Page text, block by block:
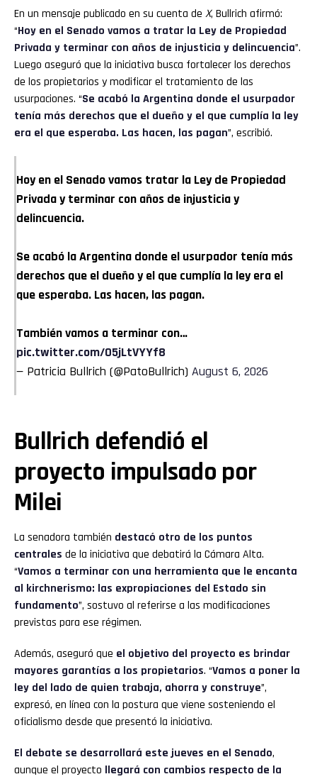
En un mensaje publicado en su cuenta de X, Bullrich afirmó:
“Hoy en el Senado vamos a tratar la Ley de Propiedad
Privada y terminar con años de injusticia y delincuencia”.
Luego aseguró que la iniciativa busca fortalecer los derechos
de los propietarios y modificar el tratamiento de las
usurpaciones. “Se acabó la Argentina donde el usurpador
tenía más derechos que el dueño y el que cumplía la ley
era el que esperaba. Las hacen, las pagan”, escribió.
Hoy en el Senado vamos tratar la Ley de Propiedad
Privada y terminar con años de injusticia y
delincuencia.
Se acabó la Argentina donde el usurpador tenía más
derechos que el dueño y el que cumplía la ley era el
que esperaba. Las hacen, las pagan.
También vamos a terminar con…
pic.twitter.com/05jLtVYYf8
— Patricia Bullrich (@PatoBullrich) August 6, 2026
Bullrich defendió el
proyecto impulsado por
Milei
La senadora también destacó otro de los puntos
centrales de la iniciativa que debatirá la Cámara Alta.
“Vamos a terminar con una herramienta que le encanta
al kirchnerismo: las expropiaciones del Estado sin
fundamento”, sostuvo al referirse a las modificaciones
previstas para ese régimen.
Además, aseguró que el objetivo del proyecto es brindar
mayores garantías a los propietarios. “Vamos a poner la
ley del lado de quien trabaja, ahorra y construye”,
expresó, en línea con la postura que viene sosteniendo el
oficialismo desde que presentó la iniciativa.
El debate se desarrollará este jueves en el Senado,
aunque el proyecto llegará con cambios respecto de la